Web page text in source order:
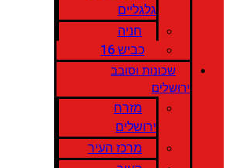
גלגליים
חניה
כביש 16
שכונות וסובב
ירושלים
מזרח
ירושלים
מרכז העיר